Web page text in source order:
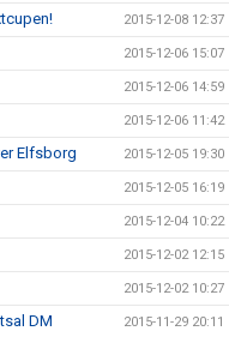
2015-12-08 12:37
2015-12-06 15:07
2015-12-06 14:59
2015-12-06 11:42
Elfsborg 2015-12-05 19:30
2015-12-05 16:19
2015-12-04 10:22
2015-12-02 12:15
2015-12-02 10:27
DM 2015-11-29 20:11